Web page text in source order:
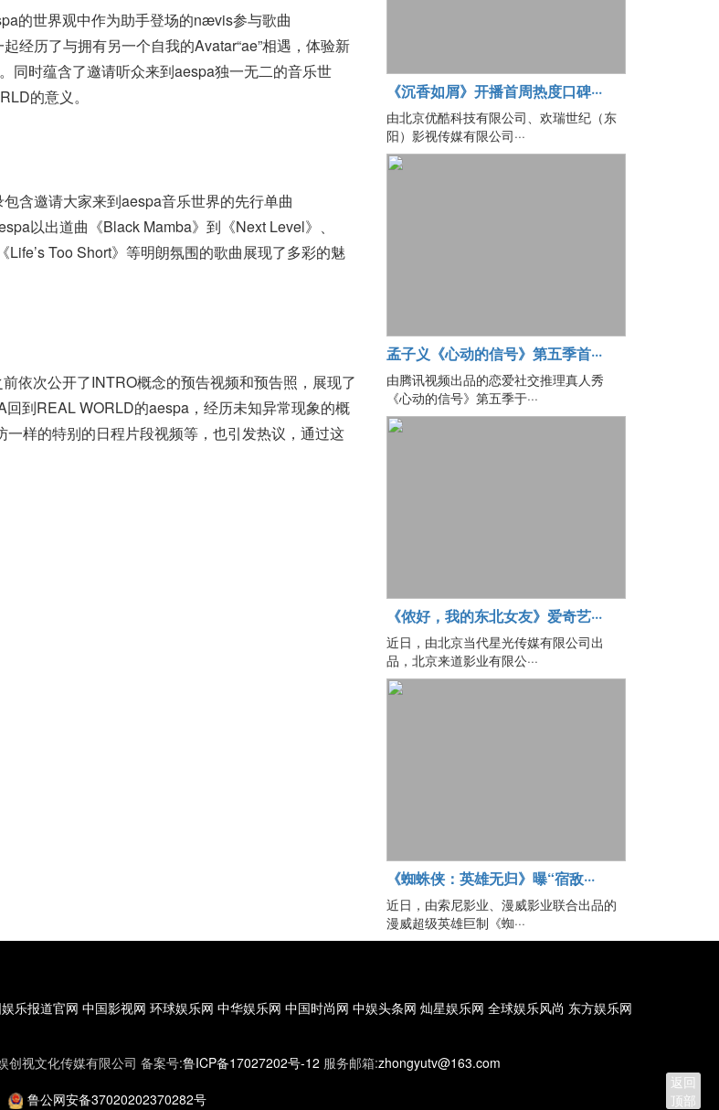
的世界观中作为助手登场的nævis参与歌曲
经历了与拥有另一个自我的Avatar“ae”相遇，体验新
时蕴含了邀请听众来到aespa独一无二的音乐世
的意义。
含邀请大家来到aespa音乐世界的先行单曲
以出道曲《Black Mamba》到《Next Level》、
Too Short》等明朗氛围的歌曲展现了多彩的魅
依次公开了INTRO概念的预告视频和预告照，展现了
到REAL WORLD的aespa，经历未知异常现象的概
样的特别的日程片段视频等，也引发热议，通过这
《沉香如屑》开播首周热度口碑···
由北京优酷科技有限公司、欢瑞世纪（东
阳）影视传媒有限公司···
孟子义《心动的信号》第五季首···
由腾讯视频出品的恋爱社交推理真人秀
《心动的信号》第五季于···
《侬好，我的东北女友》爱奇艺···
近日，由北京当代星光传媒有限公司出
品，北京来道影业有限公···
《蜘蛛侠：英雄无归》曝“宿敌···
近日，由索尼影业、漫威影业联合出品的
漫威超级英雄巨制《蜘···
乐报道官网 中国影视网 环球娱乐网 中华娱乐网 中国时尚网 中娱头条网 灿星娱乐网 全球娱乐风尚 东方娱乐网
视文化传媒有限公司 备案号:鲁ICP备17027202号-12 服务邮箱:zhongyutv@163.com
鲁公网安备37020202370282号
返回
顶部